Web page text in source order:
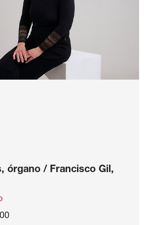
órgano / Francisco Gil,